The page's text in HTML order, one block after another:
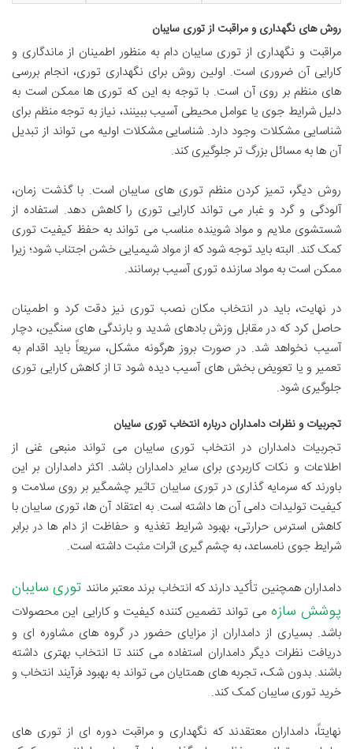
روش های نگهداری و مراقبت از توری سایبان
مراقبت و نگهداری از توری سایبان دام به منظور اطمینان از ماندگاری و
کارایی آن ضروری است. اولین روش برای نگهداری توری، انجام بررسی
های منظم بر روی آن است. با توجه به این که توری ها ممکن است به
دلیل شرایط جوی یا عوامل محیطی آسیب ببینند، نیاز به توجه منظم برای
شناسایی مشکلات وجود دارد. شناسایی مشکلات اولیه می تواند از تبدیل
آن ها به مسائل بزرگ تر جلوگیری کند.
روش دیگر، تمیز کردن منظم توری های سایبان است. با گذشت زمان،
آلودگی و گرد و غبار می تواند کارایی توری را کاهش دهد. استفاده از
شستشوی ملایم و مواد شوینده مناسب می تواند به حفظ کیفیت توری
کمک کند. البته باید توجه شود که از مواد شیمیایی خشن اجتناب شود؛ زیرا
ممکن است به مواد سازنده توری آسیب برسانند.
در نهایت، باید در انتخاب مکان نصب توری نیز دقت کرد و اطمینان
حاصل کرد که در مقابل وزش بادهای شدید و بارندگی های سنگین، دچار
آسیب نخواهد شد. در صورت بروز هرگونه مشکل، سریعاً باید اقدام به
تعمیر و یا تعویض بخش های آسیب دیده شود تا از کاهش کارایی توری
جلوگیری شود.
تجربیات و نظرات دامداران درباره انتخاب توری سایبان
تجربیات دامداران در انتخاب توری سایبان می تواند منبعی غنی از
اطلاعات و نکات کاربردی برای سایر دامداران باشد. اکثر دامداران بر این
باورند که سرمایه گذاری در توری سایبان تاثیر چشمگیر بر روی سلامت و
کیفیت تولیدات دامی آن ها داشته است. به اعتقاد آن ها، توری سایبان با
کاهش استرس حرارتی، بهبود شرایط تغذیه و حفاظت از دام ها در برابر
شرایط جوی نامساعد، به چشم گیری اثرات مثبت داشته است.
دامداران همچنین تأکید دارند که انتخاب برند معتبر مانند توری سایبان
پوشش سازه می تواند تضمین کننده کیفیت و کارایی این محصولات
باشد. بسیاری از دامداران از مزایای حضور در گروه های مشاوره ای و
دریافت نظرات دیگر دامداران استفاده می کنند تا انتخاب بهتری داشته
باشند. بدون شک، تجربه های همتایان می تواند به بهبود فرآیند انتخاب و
خرید توری سایبان کمک کند.
نهایتاً، دامداران معتقدند که نگهداری و مراقبت دوره ای از توری های